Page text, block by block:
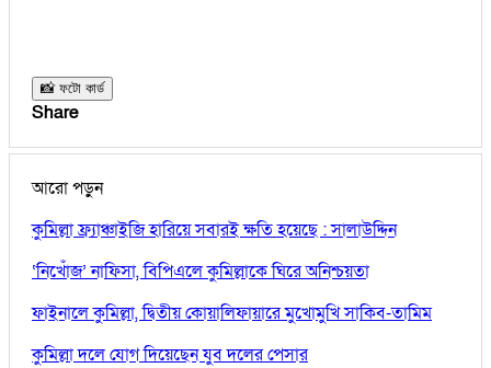
📸 ফটো কার্ড
Share
আরো পড়ুন
কুমিল্লা ফ্র্যাঞ্চাইজি হারিয়ে সবারই ক্ষতি হয়েছে : সালাউদ্দিন
‘নিখোঁজ’ নাফিসা, বিপিএলে কুমিল্লাকে ঘিরে অনিশ্চয়তা
ফাইনালে কুমিল্লা, দ্বিতীয় কোয়ালিফায়ারে মুখোমুখি সাকিব-তামিম
কুমিল্লা দলে যোগ দিয়েছেন যুব দলের পেসার